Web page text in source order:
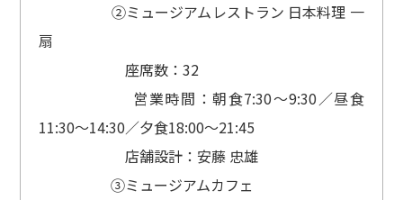
②ミュージアムレストラン 日本料理 一
扇
座席数：32
営業時間：朝食7:30～9:30／昼食
11:30～14:30／夕食18:00～21:45
店舗設計：安藤 忠雄
③ミュージアムカフェ